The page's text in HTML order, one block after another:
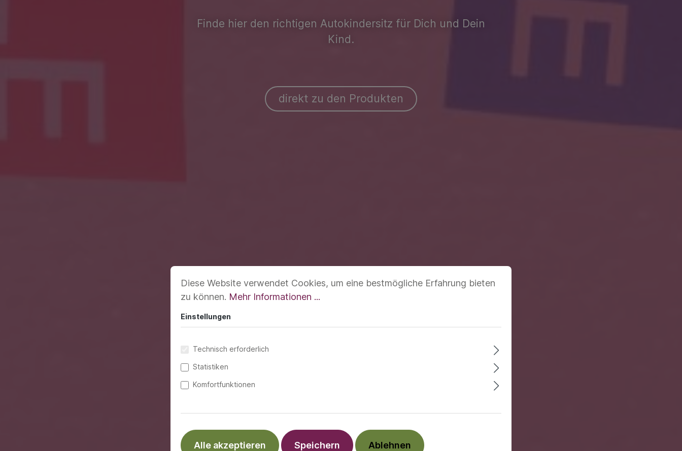
Finde hier den richtigen Autokindersitz für Dich und Dein
Kind.
direkt zu den Produkten
Diese Website verwendet Cookies, um eine bestmögliche Erfahrung bieten
zu können. Mehr Informationen ...
Einstellungen
Technisch erforderlich
Statistiken
Komfortfunktionen
Alle akzeptieren Speichern Ablehnen